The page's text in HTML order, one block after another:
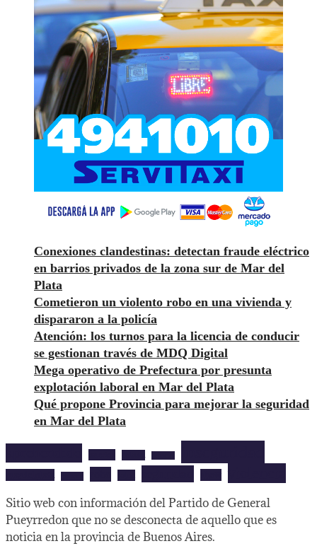
Conexiones clandestinas: detectan fraude eléctrico
en barrios privados de la zona sur de Mar del
Plata
Cometieron un violento robo en una vivienda y
dispararon a la policía
Atención: los turnos para la licencia de conducir
se gestionan través de MDQ Digital
Mega operativo de Prefectura por presunta
explotación laboral en Mar del Plata
Qué propone Provincia para mejorar la seguridad
en Mar del Plata
Sitio web con información del Partido de General
Pueyrredon que no se desconecta de aquello que es
noticia en la provincia de Buenos Aires.